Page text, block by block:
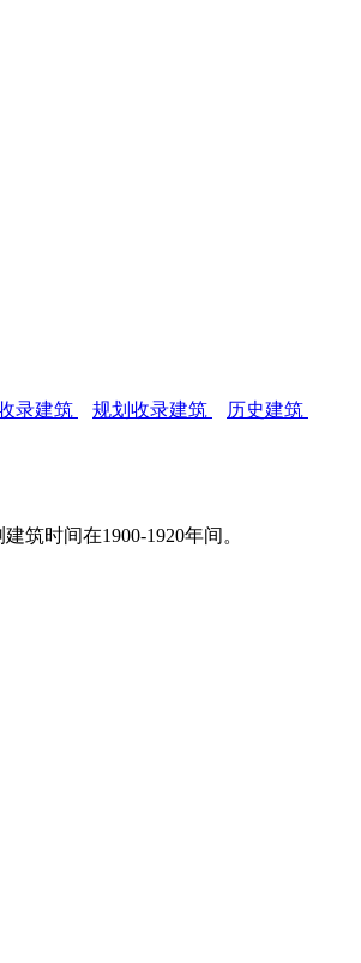
录建筑 规划收录建筑
历史建筑
筑时间在1900-1920年间。